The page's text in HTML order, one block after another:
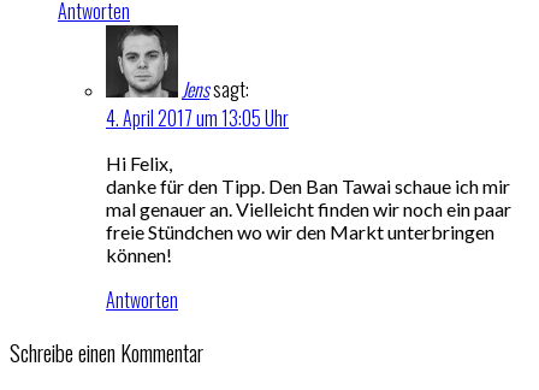
Antworten
Jenssagt:
4. April 2017 um 13:05 Uhr
Hi Felix,
danke für den Tipp. Den Ban Tawai schaue ich mir
mal genauer an. Vielleicht finden wir noch ein paar
freie Stündchen wo wir den Markt unterbringen
können!
Antworten
Schreibe einen Kommentar